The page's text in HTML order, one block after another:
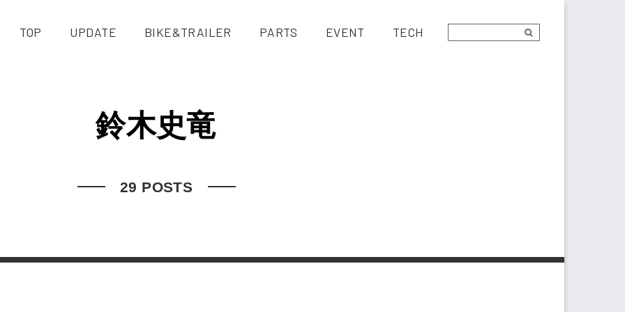
TOP UPDATE BIKE&TRAILER PARTS EVENT TECH
鈴木史竜
29 POSTS